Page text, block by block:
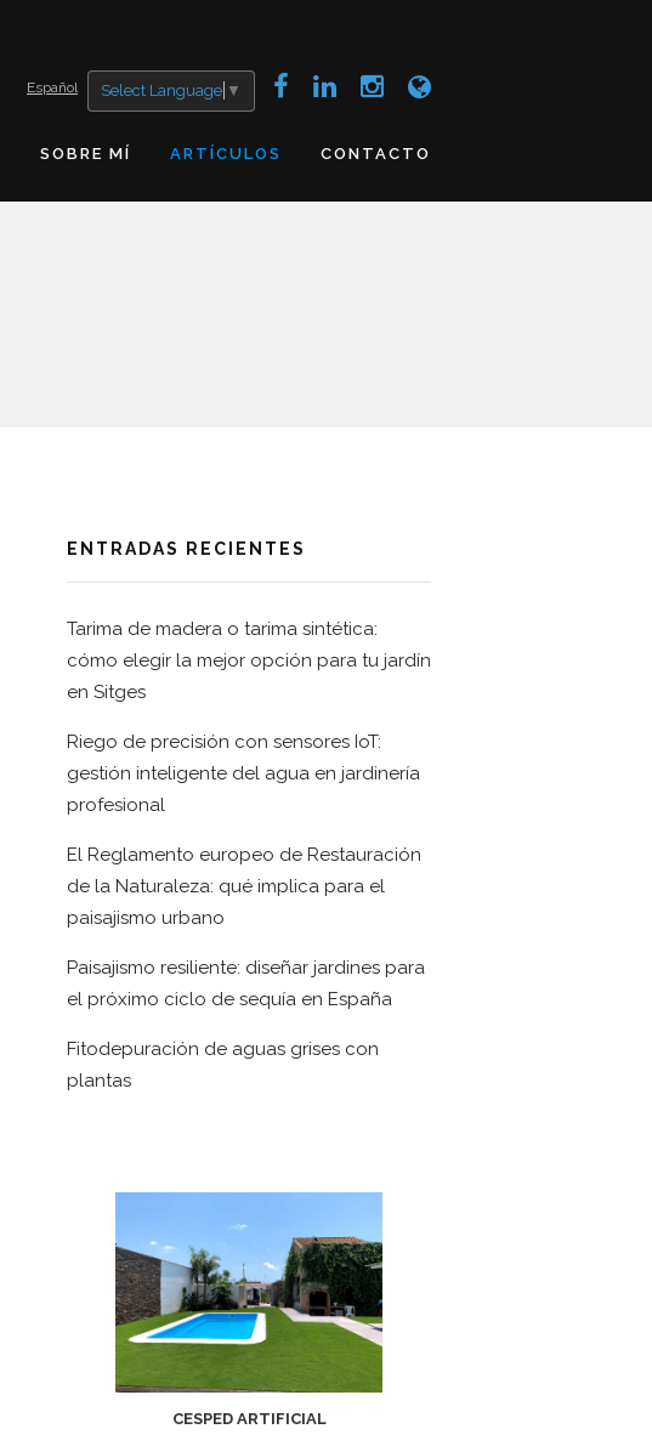
Select Language ▼
Español
SOBRE MÍ ARTÍCULOS CONTACTO
ENTRADAS RECIENTES
Tarima de madera o tarima sintética:
cómo elegir la mejor opción para tu jardín
en Sitges
Riego de precisión con sensores IoT:
gestión inteligente del agua en jardinería
profesional
El Reglamento europeo de Restauración
de la Naturaleza: qué implica para el
paisajismo urbano
Paisajismo resiliente: diseñar jardines para
el próximo ciclo de sequía en España
Fitodepuración de aguas grises con
plantas
CESPED ARTIFICIAL